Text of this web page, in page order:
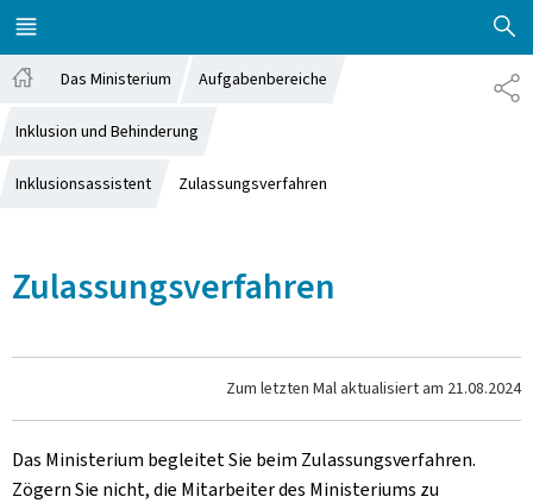
MENÜ
HAUPT-
Das Ministerium Aufgabenbereiche
Inklusion und Behinderung
Inklusionsassistent Zulassungsverfahren
Zulassungsverfahren
Zum letzten Mal aktualisiert am 21.08.2024
Das Ministerium begleitet Sie beim Zulassungsverfahren.
Zögern Sie nicht, die Mitarbeiter des Ministeriums zu